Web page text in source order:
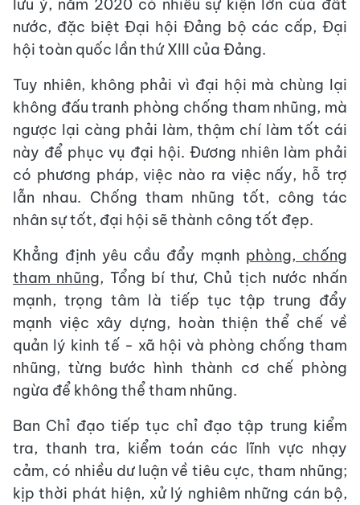
lưu ý, năm 2020 có nhiều sự kiện lớn của đất
nước, đặc biệt Đại hội Đảng bộ các cấp, Đại
hội toàn quốc lần thứ XIII của Đảng.
Tuy nhiên, không phải vì đại hội mà chùng lại
không đấu tranh phòng chống tham nhũng, mà
ngược lại càng phải làm, thậm chí làm tốt cái
này để phục vụ đại hội. Đương nhiên làm phải
có phương pháp, việc nào ra việc nấy, hỗ trợ
lẫn nhau. Chống tham nhũng tốt, công tác
nhân sự tốt, đại hội sẽ thành công tốt đẹp.
Khẳng định yêu cầu đẩy mạnh phòng, chống
tham nhũng, Tổng bí thư, Chủ tịch nước nhấn
mạnh, trọng tâm là tiếp tục tập trung đẩy
mạnh việc xây dựng, hoàn thiện thể chế về
quản lý kinh tế - xã hội và phòng chống tham
nhũng, từng bước hình thành cơ chế phòng
ngừa để không thể tham nhũng.
Ban Chỉ đạo tiếp tục chỉ đạo tập trung kiểm
tra, thanh tra, kiểm toán các lĩnh vực nhạy
cảm, có nhiều dư luận về tiêu cực, tham nhũng;
kịp thời phát hiện, xử lý nghiêm những cán bộ,